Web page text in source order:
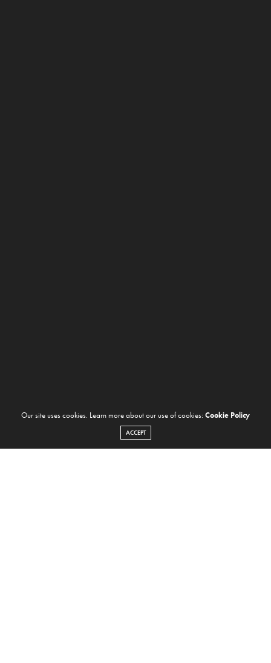
Our site uses cookies. Learn more about our use of cookies: Cookie Policy
ACCEPT